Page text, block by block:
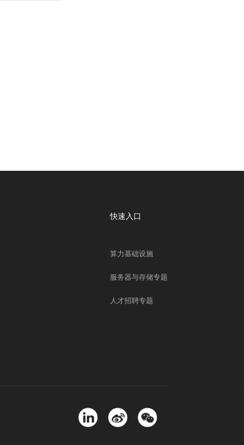
快速入口
算力基础设施
服务器与存储专题
人才招聘专题